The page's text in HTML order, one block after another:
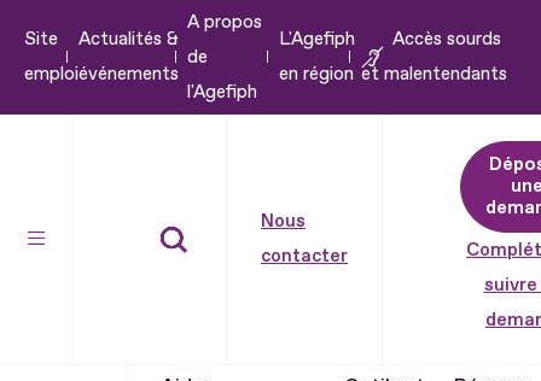
Aller
Site
emploi
Actualités &
événements
A propos
de
l'Agefiph
L'Agefiph
en région
Accès sourds
et malentendants
Nous
contacter
suivre